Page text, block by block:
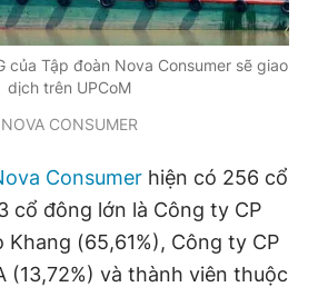
110/GP - BTTTT cấp ngày 24.3.2020
thuộc về Báo Thanh Niên. Cấm sao
nếu không có sự chấp thuận bằng văn
JSC.
của Tập đoàn Nova Consumer sẽ giao
dịch trên UPCoM
NOVA CONSUMER
Consumer hiện có 256 cổ
cổ đông lớn là Công ty CP
Khang (65,61%), Công ty CP
(13,72%) và thành viên thuộc